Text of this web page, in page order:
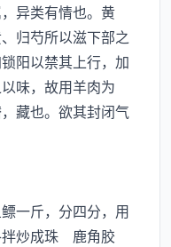
异类有情也。黄
归芍所以滋下部之
阳以禁其上行，加
味，故用羊肉为
藏也。欲其封闭气
一斤，分四分，用
拌炒成珠 鹿角胶